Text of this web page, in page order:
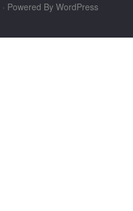
· Powered By WordPress